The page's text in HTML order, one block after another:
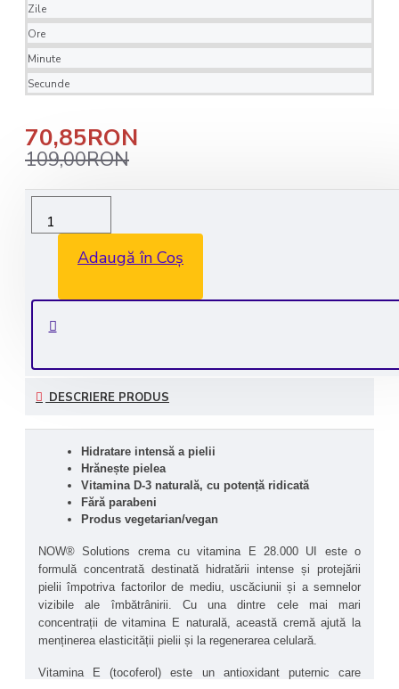
Zile
Ore
Minute
Secunde
70,85RON
109,00RON
Adaugă în Coș
Livrare rapida in 1-2 zile lucratoare
DESCRIERE PRODUS
Hidratare intensă a pielii
Hrănește pielea
Vitamina D-3 naturală, cu potență ridicată
Fără parabeni
Produs vegetarian/vegan
NOW® Solutions crema cu vitamina E 28.000 UI este o
formulă concentrată destinată hidratării intense și protejării
pielii împotriva factorilor de mediu, uscăciunii și a semnelor
vizibile ale îmbătrânirii. Cu una dintre cele mai mari
concentrații de vitamina E naturală, această cremă ajută la
menținerea elasticității pielii și la regenerarea celulară.
Vitamina E (tocoferol) este un antioxidant puternic care